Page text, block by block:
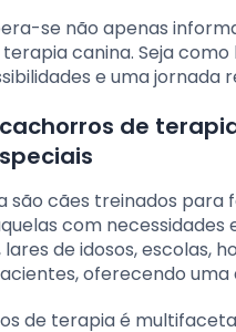
se não apenas
canina. Seja
e uma
de
são cães treinados
com
de idosos, escolas,
oferecendo
de terapia é